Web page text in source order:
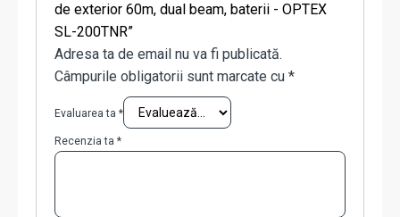
de exterior 60m, dual beam, baterii - OPTEX
SL-200TNR”
Adresa ta de email nu va fi publicată.
Câmpurile obligatorii sunt marcate cu *
Evaluarea ta *
Recenzia ta *